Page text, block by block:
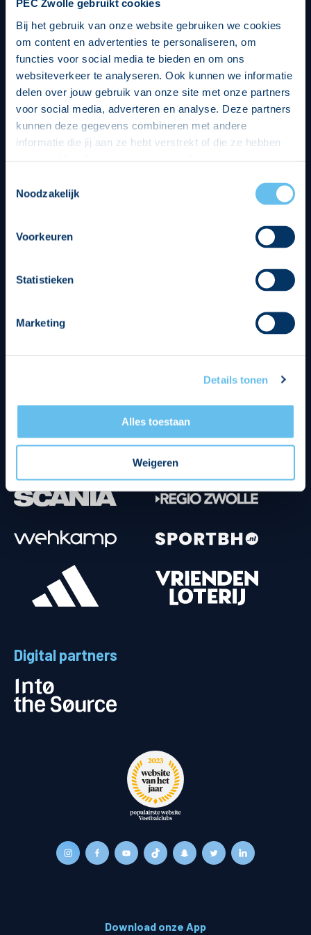
PEC Zwolle gebruikt cookies
Bij het gebruik van onze website gebruiken we cookies
om content en advertenties te personaliseren, om
functies voor social media te bieden en om ons
websiteverkeer te analyseren. Ook kunnen we informatie
delen over jouw gebruik van onze site met onze partners
voor social media, adverteren en analyse. Deze partners
kunnen deze gegevens combineren met andere
informatie die jij aan ze hebt verstrekt of die ze hebben
op een veilige en integere wijze. Je kunt je toestemming
beheren op de privacy- en cookieverklaring pagina.
Noodzakelijk
Voorkeuren
Statistieken
Marketing
Details tonen
Alles toestaan
Weigeren
Digital partners
Download onze App